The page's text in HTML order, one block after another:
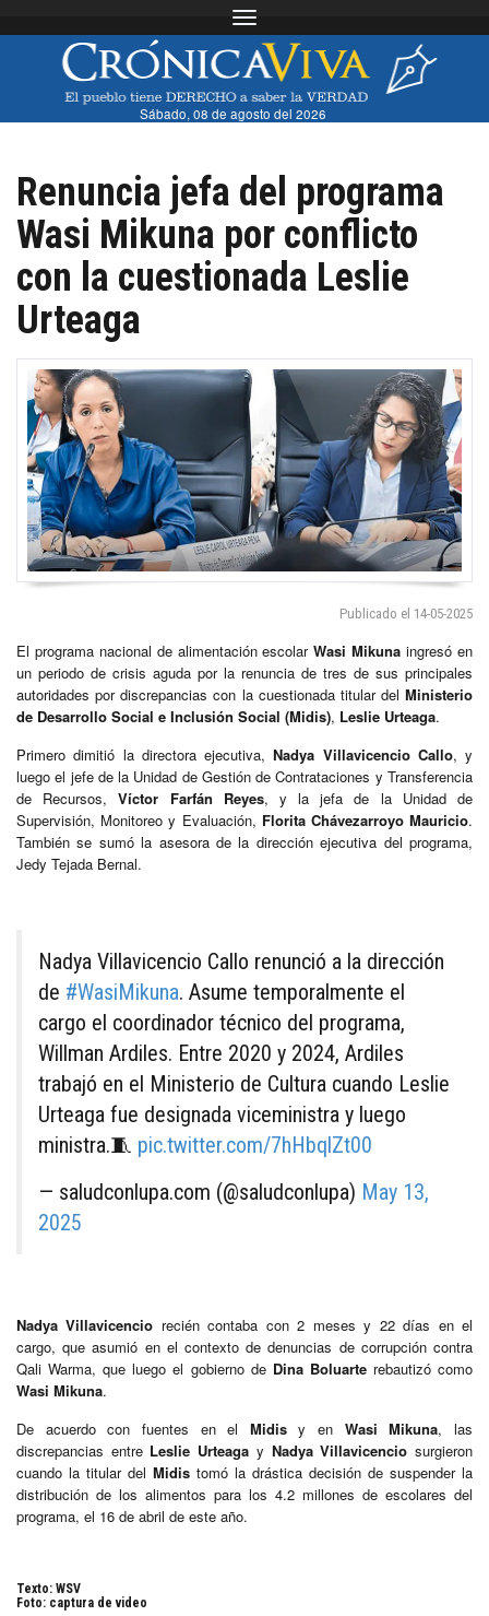
Toggle navigation
Sábado, 08 de agosto del 2026
Renuncia jefa del programa
Wasi Mikuna por conflicto
con la cuestionada Leslie
Urteaga
Publicado el 14-05-2025
El programa nacional de alimentación escolarWasi Mikuna ingresó en
un periodo de crisis aguda por la renuncia de tres de sus principales
autoridades por discrepancias con la cuestionada titular del Ministerio
de Desarrollo Social e Inclusión Social (Midis), Leslie Urteaga.
Primero dimitió la directora ejecutiva,Nadya Villavicencio Callo, y
luego el jefe de la Unidad de Gestión de Contrataciones y Transferencia
de Recursos,Víctor Farfán Reyes, y la jefa de la Unidad de
Supervisión, Monitoreo y Evaluación, Florita Chávezarroyo Mauricio.
También se sumó la asesora de la dirección ejecutiva del programa,
Jedy Tejada Bernal.
Nadya Villavicencio Callo renunció a la dirección
de #WasiMikuna. Asume temporalmente el
cargo el coordinador técnico del programa,
Willman Ardiles. Entre 2020 y 2024, Ardiles
trabajó en el Ministerio de Cultura cuando Leslie
Urteaga fue designada viceministra y luego
ministra.🧵 pic.twitter.com/7hHbqlZt00
— saludconlupa.com (@saludconlupa) May 13,
2025
Nadya Villavicencio recién contaba con 2 meses y 22 días en el
cargo, que asumió en el contexto de denuncias de corrupción contra
Qali Warma, que luego el gobierno de Dina Boluarterebautizó como
Wasi Mikuna.
De acuerdo con fuentes en el Midisy en Wasi Mikuna, las
discrepancias entre Leslie Urteaga y Nadya Villavicencio surgieron
cuando la titular del Midis tomó la drástica decisión de suspender la
distribución de los alimentos para los 4.2 millones de escolares del
programa, el 16 de abril de este año.
Texto: WSV
Foto: captura de video